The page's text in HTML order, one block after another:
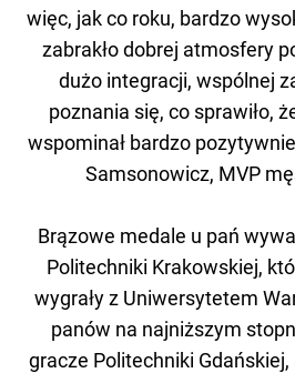
więc, jak co roku, bardzo
zabrakło dobrej atmosfery
dużo integracji, wspólnej
poznania się, co sprawiło,
wspominał bardzo
Samsonowicz, MVP
Brązowe medale u pań
Politechniki Krakowskiej,
wygrały z Uniwersytetem
panów na najniższym
gracze Politechniki